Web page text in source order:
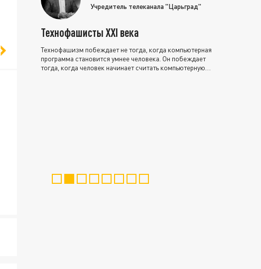
Учредитель телеканала "Царьград"
Технофашисты XXI века
Технофашизм побеждает не тогда, когда компьютерная
программа становится умнее человека. Он побеждает
тогда, когда человек начинает считать компьютерную